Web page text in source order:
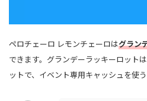
ペロチェーロ レモンチェーロはグラン
できます。グランデーラッキーロット
ットで、イベント専用キャッシュを使う